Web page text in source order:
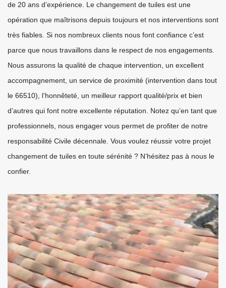
de 20 ans d’expérience. Le changement de tuiles est une
opération que maîtrisons depuis toujours et nos interventions sont
très fiables. Si nos nombreux clients nous font confiance c’est
parce que nous travaillons dans le respect de nos engagements.
Nous assurons la qualité de chaque intervention, un excellent
accompagnement, un service de proximité (intervention dans tout
le 66510), l’honnêteté, un meilleur rapport qualité/prix et bien
d’autres qui font notre excellente réputation. Notez qu’en tant que
professionnels, nous engager vous permet de profiter de notre
responsabilité Civile décennale. Vous voulez réussir votre projet
changement de tuiles en toute sérénité ? N’hésitez pas à nous le
confier.